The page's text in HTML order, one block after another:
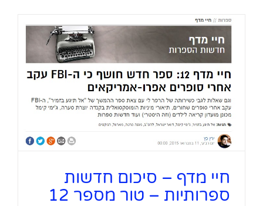
חיי מדף – סיכום חדשות
ספרותיות – טור מספר 12